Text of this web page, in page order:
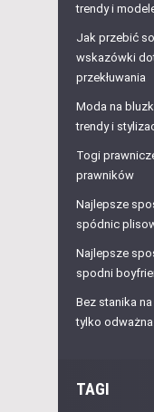
trendy i
Jak przebić
wskazówki
przekłuwania
Moda na
trendy i
Togi
prawników
Najlepsze
spódnic
Najlepsze
spodni
Bez stanika
tylko
TAGI